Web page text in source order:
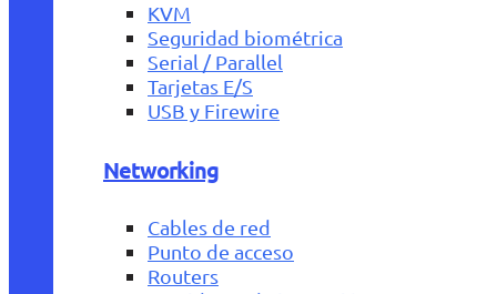
KVM
Seguridad biométrica
Serial / Parallel
Tarjetas E/S
USB y Firewire
Networking
Cables de red
Punto de acceso
Routers